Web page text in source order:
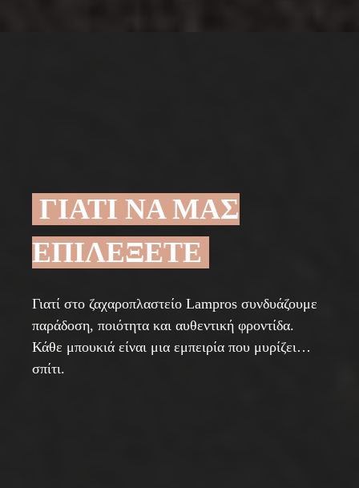
ΓΙΑΤΙ ΝΑ ΜΑΣ
ΕΠΙΛΕΞΕΤΕ
Γιατί στο ζαχαροπλαστείο Lampros συνδυάζουμε
παράδοση, ποιότητα και αυθεντική φροντίδα.
Κάθε μπουκιά είναι μια εμπειρία που μυρίζει…
σπίτι.